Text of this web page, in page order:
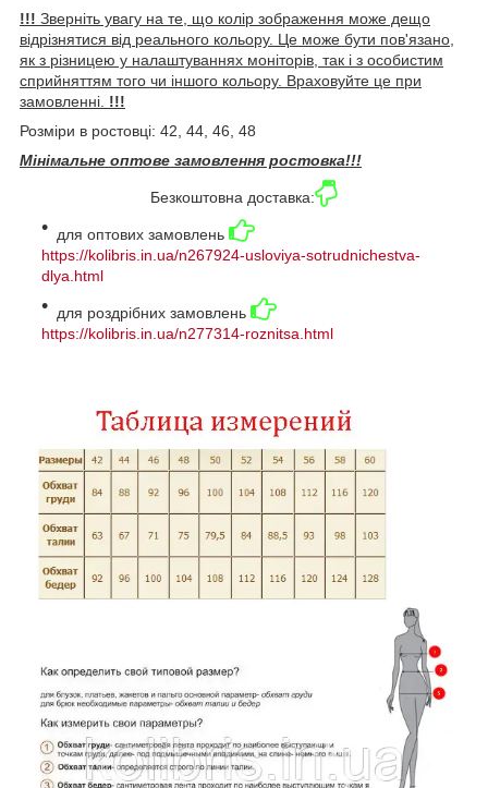
!!! Зверніть увагу на те, що колір зображення може дещо
відрізнятися від реального кольору. Це може бути пов'язано,
як з різницею у налаштуваннях моніторів, так і з особистим
сприйняттям того чи іншого кольору. Враховуйте це при
замовленні. !!!
Розміри в ростовці: 42, 44, 46, 48
Мінімальне оптове замовлення ростовка!!!
Безкоштовна доставка:
для оптових замовлень
https://kolibris.in.ua/n267924-usloviya-sotrudnichestva-
dlya.html
для роздрібних замовлень
https://kolibris.in.ua/n277314-roznitsa.html